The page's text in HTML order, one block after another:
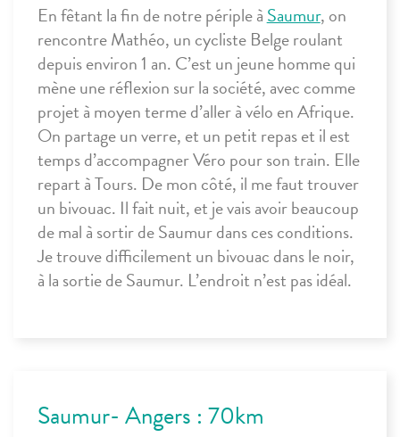
En fêtant la fin de notre périple à Saumur, on
rencontre Mathéo, un cycliste Belge roulant
depuis environ 1 an. C’est un jeune homme qui
mène une réflexion sur la société, avec comme
projet à moyen terme d’aller à vélo en Afrique.
On partage un verre, et un petit repas et il est
temps d’accompagner Véro pour son train. Elle
repart à Tours. De mon côté, il me faut trouver
un bivouac. Il fait nuit, et je vais avoir beaucoup
de mal à sortir de Saumur dans ces conditions.
Je trouve difficilement un bivouac dans le noir,
à la sortie de Saumur. L’endroit n’est pas idéal.
Saumur- Angers : 70km